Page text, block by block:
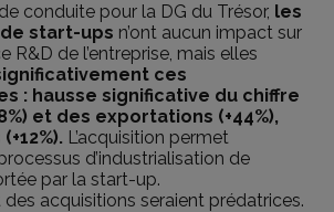
conduite pour la DG du Trésor, les
start-ups n’ont aucun impact sur
R&D de l’entreprise, mais elles
ces
: hausse significative du chiffre
et des exportations (+44%),
L’acquisition permet
d’industrialisation de
par la start-up.
des acquisitions seraient prédatrices.